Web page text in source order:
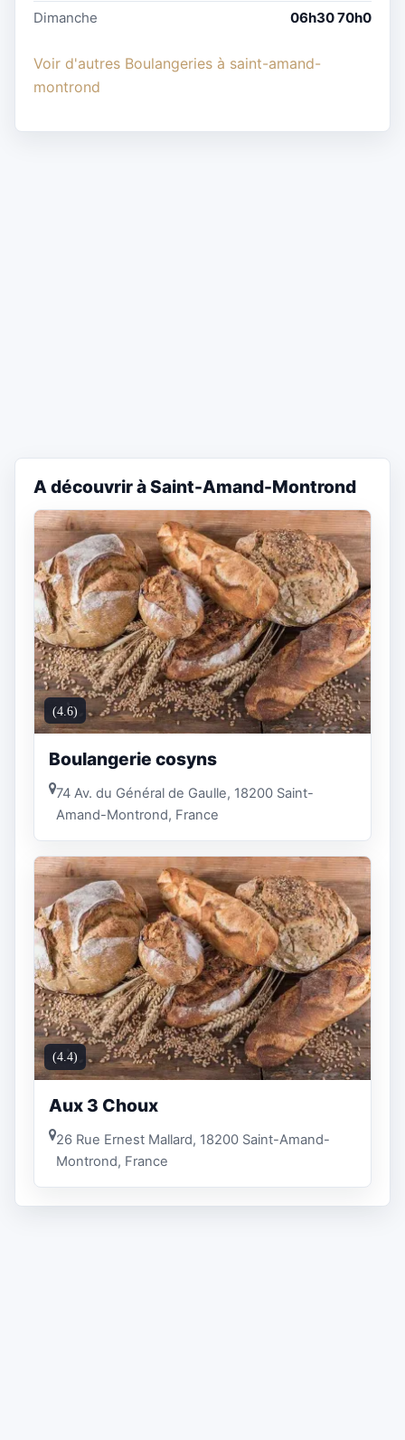
Dimanche
06h30 70h0
Voir d'autres Boulangeries à saint-amand-
montrond
A découvrir à Saint-Amand-Montrond
(4.6)
Boulangerie cosyns
74 Av. du Général de Gaulle, 18200 Saint-
Amand-Montrond, France
(4.4)
Aux 3 Choux
26 Rue Ernest Mallard, 18200 Saint-Amand-
Montrond, France